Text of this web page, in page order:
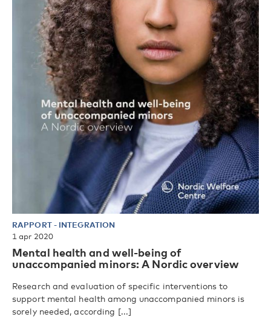
RAPPORT- INTEGRATION
1 apr 2020
Mental health and well-being of
unaccompanied minors: A Nordic overview
Research and evaluation of specific interventions to
support mental health among unaccompanied minors is
sorely needed, according [...]